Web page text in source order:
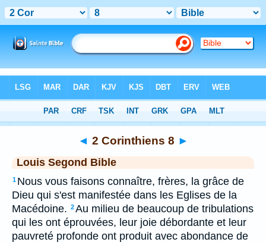
> 2 Corinthiens 8
◄ 2 Corinthiens 8 ►
Louis Segond Bible
1 Nous vous faisons connaître, frères, la grâce de
Dieu qui s'est manifestée dans les Eglises de la
Macédoine. 2Au milieu de beaucoup de tribulations
qui les ont éprouvées, leur joie débordante et leur
pauvreté profonde ont produit avec abondance de